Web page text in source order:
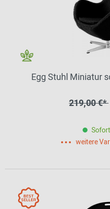
Egg Stuhl Miniatur
219,00 €*
weitere